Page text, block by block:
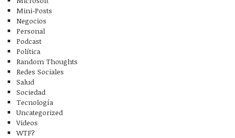
Mini-Posts
Negocios
Personal
Podcast
Política
Random Thoughts
Redes Sociales
Salud
Sociedad
Tecnología
Uncategorized
Videos
WTF?